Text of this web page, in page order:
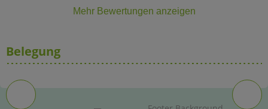
Mehr Bewertungen anzeigen
Belegung